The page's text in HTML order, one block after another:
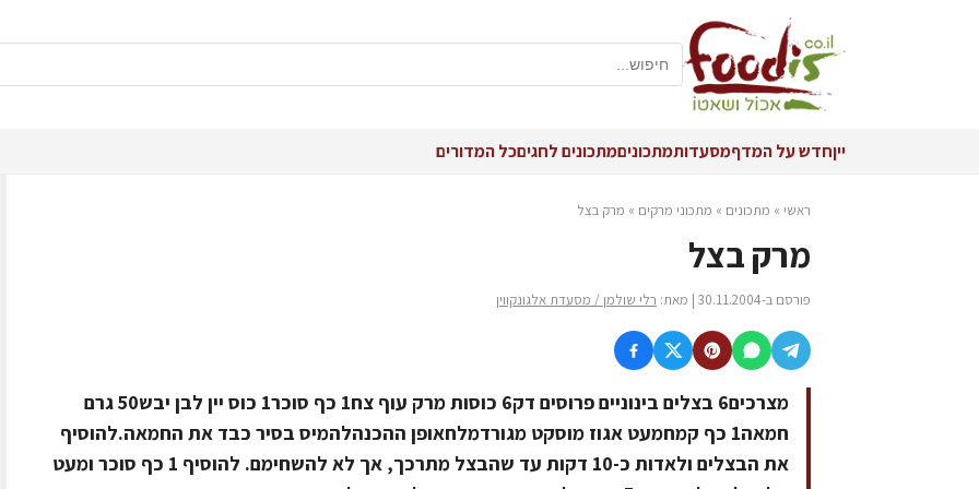
ייןחדש על המדףמסעדותמתכוניםמתכונים לחגיםכל המדורים
ראשי » מתכונים » מתכוני מרקים » מרק בצל
מרק בצל
פורסם ב-30.11.2004 | מאת: רלי שולמן / מסעדת אלגונקווין
מצרכים6 בצלים בינוניים פרוסים דק6 כוסות מרק עוף צח1 כף סוכר1 כוס יין לבן יבש50 גרם
חמאה1 כף קמחמעט אגוז מוסקט מגורדמלחאופן ההכנהלהמיס בסיר כבד את החמאה.להוסיף
את הבצלים ולאדות כ-10 דקות עד שהבצל מתרכך, אך לא להשחימם. להוסיף 1 כף סוכר ומעט